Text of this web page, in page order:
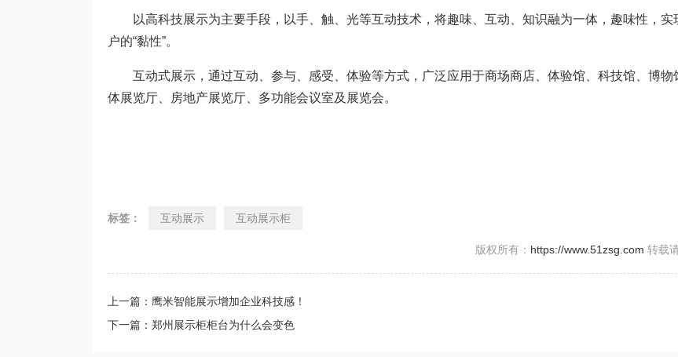
以高科技展示为主要手段，以手、触、光等互动技术，将趣味、互动、知识融为一体，趣味性，实
户的“黏性”。
互动式展示，通过互动、参与、感受、体验等方式，广泛应用于商场商店、体验馆、科技馆、博物
体展览厅、房地产展览厅、多功能会议室及展览会。
标签： 互动展示 互动展示柜
版权所有： https://www.51zsg.com 转载
上一篇：鹰米智能展示增加企业科技感！
下一篇：郑州展示柜柜台为什么会变色